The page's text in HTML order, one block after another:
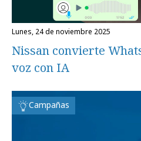
lunes, 24 de noviembre 2025
Nissan convierte
voz con IA
Campañas